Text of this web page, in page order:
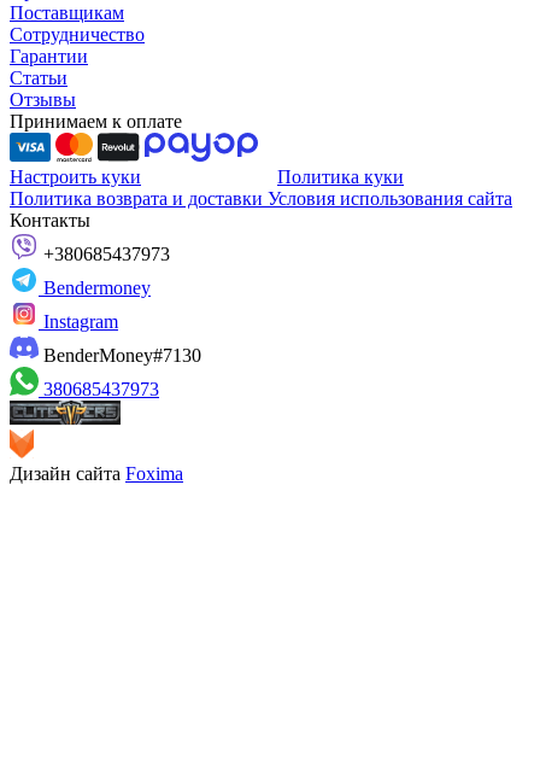
Поставщикам
Сотрудничество
Гарантии
Статьи
Отзывы
Принимаем к оплате
Настроить куки
Политика куки
Политика возврата и доставки Условия использования сайта
Контакты
+380685437973
Bendermoney
Instagram
BenderMoney#7130
380685437973
Дизайн сайта Foxima